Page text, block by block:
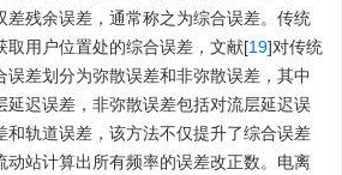
差残余误差，通常称之为综合误差。传统
取用户位置处的综合误差，文献[19]对传统
误差划分为弥散误差和非弥散误差，其中
延迟误差，非弥散误差包括对流层延迟误
和轨道误差，该方法不仅提升了综合误差
动站计算出所有频率的误差改正数。电离